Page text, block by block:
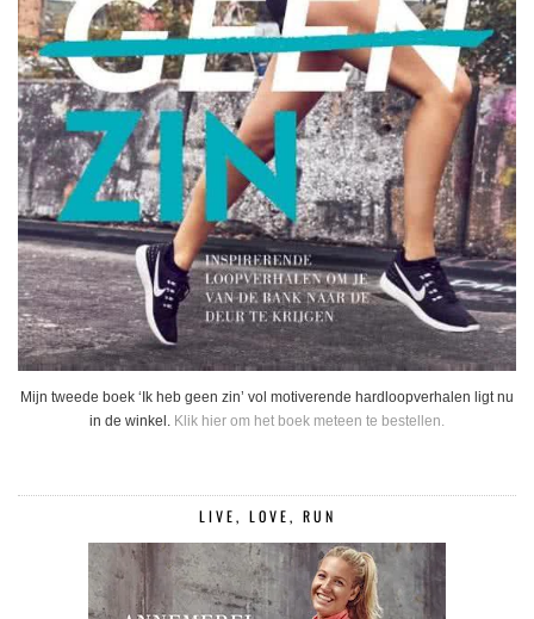
Mijn tweede boek ‘Ik heb geen zin’ vol motiverende hardloopverhalen ligt nu
in de winkel. Klik hier om het boek meteen te bestellen.
LIVE, LOVE, RUN